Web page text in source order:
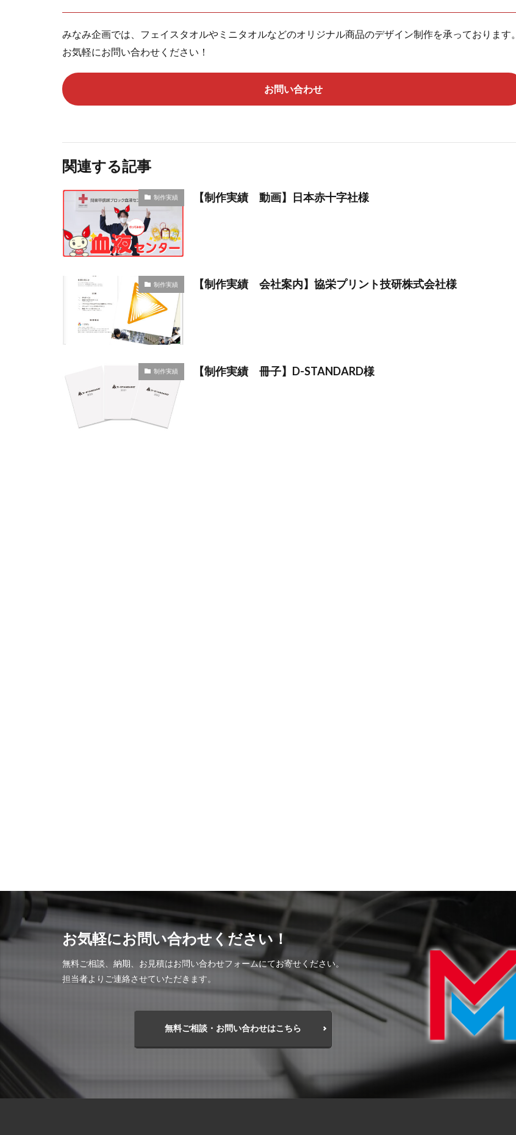
みなみ企画では、フェイスタオルやミニタオルなどのオリジナル商品のデザイン制作を承っております。
お気軽にお問い合わせください！
お問い合わせ
関連する記事
制作実績 【制作実績 動画】日本赤十字社様
制作実績 【制作実績 会社案内】協栄プリント技研株式会社様
制作実績 【制作実績 冊子】D-STANDARD様
お気軽にお問い合わせください！
無料ご相談、納期、お見積はお問い合わせフォームにてお寄せください。
担当者よりご連絡させていただきます。
無料ご相談・お問い合わせはこちら